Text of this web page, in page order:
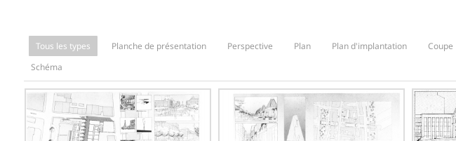
Tous les types Planche de présentation Perspective Plan Plan d'implantation Coupe
Schéma